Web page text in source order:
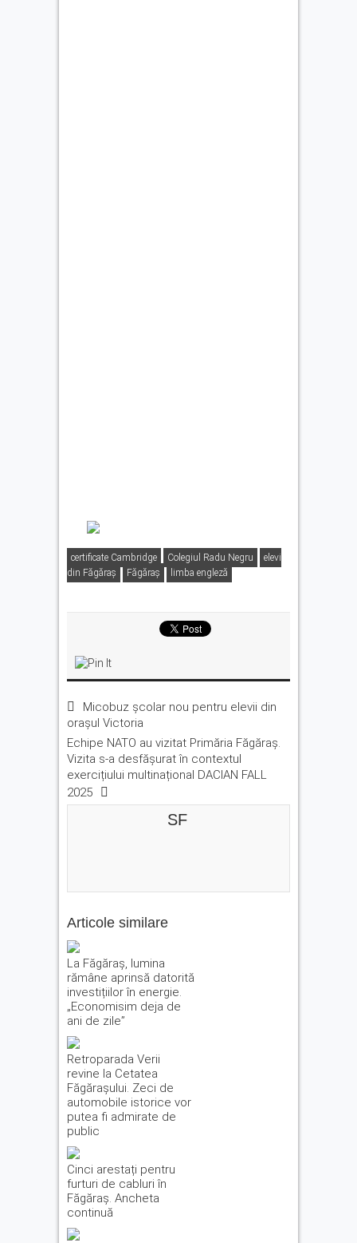
certificate Cambridge Colegiul Radu Negru
elevi
din Făgăraș
Făgăraş limba engleză
Micobuz școlar nou pentru elevii din
orașul Victoria
Echipe NATO au vizitat Primăria Făgăraș.
Vizita s-a desfășurat în contextul
exercițiului multinațional DACIAN FALL
2025
SF
Articole similare
La Făgăraș, lumina
rămâne aprinsă datorită
investițiilor în energie.
„Economisim deja de
ani de zile”
Retroparada Verii
revine la Cetatea
Făgărașului. Zeci de
automobile istorice vor
putea fi admirate de
public
Cinci arestați pentru
furturi de cabluri în
Făgăraș. Ancheta
continuă